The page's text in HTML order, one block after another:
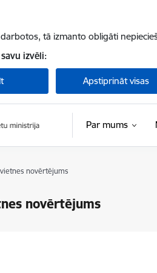
tā izmanto obligāti
izvēli:
Apstiprināt visas
Par mums
novērtējums
novērtējums